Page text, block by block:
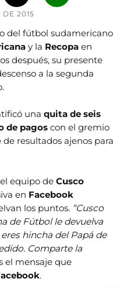
DE 2015
del fútbol sudamericano
y la Recopaen
después, su presente
a la segunda
unaquita de seis
de pagoscon el gremio
resultados ajenos para
equipo deCusco
en Facebook
los puntos. “Cusco
de Fútbol le devuelva
hincha del Papá de
Comparte la
el mensaje que
.